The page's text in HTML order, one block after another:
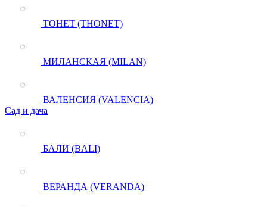
ТОНЕТ (THONET)
МИЛАНСКАЯ (MILAN)
ВАЛЕНСИЯ (VALENCIA)
Сад и дача
БАЛИ (BALI)
ВЕРАНДА (VERANDA)